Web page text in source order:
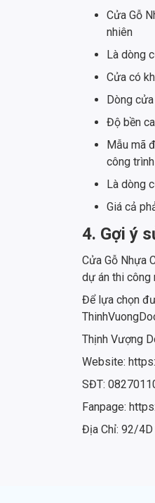
Cửa Gỗ
nhiên
Là dòng
Cửa có
Dòng
Độ bền
Mẫu mã
công trình
Là dòng
Giá cả
4. Gợi ý
Cửa Gỗ Nhựa
dự án thi công
Để lựa chọn
Thịnh Vượng
Website:
SĐT:
Fanpage:
Địa Chỉ: 92/4D